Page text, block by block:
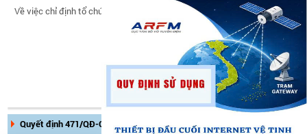
Về việc chỉ định tổ chức thử nghiệm
Ngày ban hành:18/06/2024
Ngày có hiệu lực:18/06/2024
Tình trạng hiệu lực: Còn hiệu
lực
Quyết định 471/QĐ-CTS